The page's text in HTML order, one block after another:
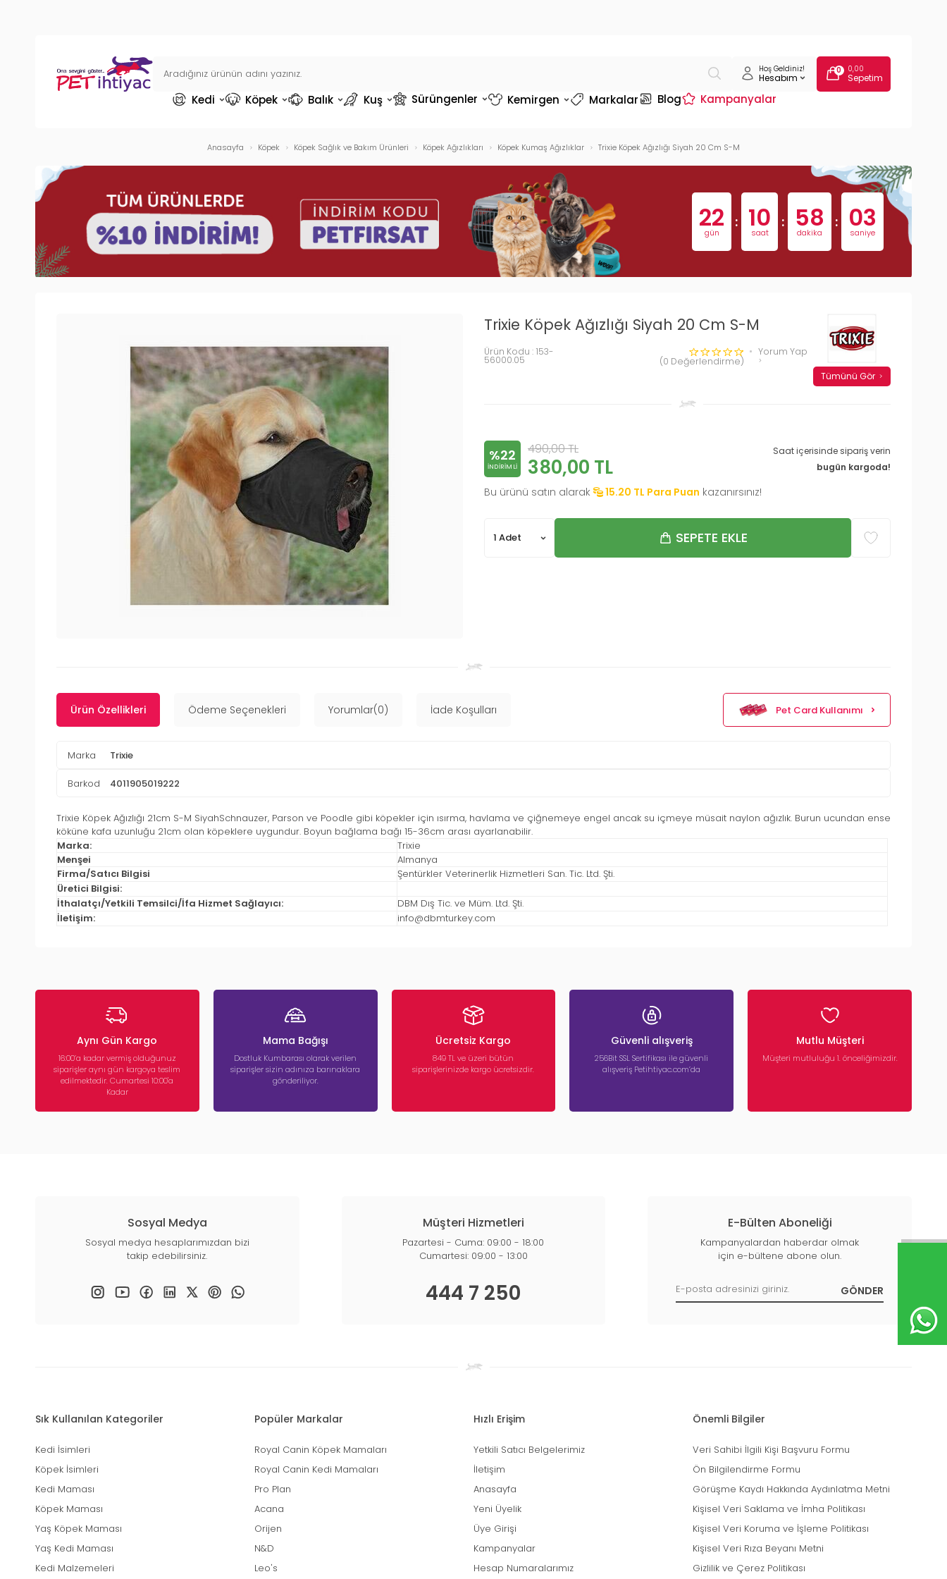
Hoş Geldiniz!
Hesabım
0 0,00
Sepetim
Kedi Köpek Balık Kuş Sürüngenler Kemirgen Markalar Blog Kampanyalar
Anasayfa Köpek Köpek Sağlık ve Bakım Ürünleri Köpek Ağızlıkları Köpek Kumaş Ağızlıklar Trixie Köpek Ağızlığı Siyah 20 Cm S-M
22
gün
: 10
saat
: 58
dakika
: 03
saniye
Trixie Köpek Ağızlığı Siyah 20 Cm S-M
Ürün Kodu : 153-
56000.05 (0 Değerlendirme)
Yorum Yap
Tümünü Gör
%22
INDIRIMLI
490,00TL
380,00 TL
Saat içerisinde sipariş verin
bugün kargoda!
Bu ürünü satın alarak 15.20 TL Para Puan kazanırsınız!
SEPETE EKLE
Ürün Özellikleri Ödeme Seçenekleri Yorumlar(0) İade Koşulları Pet Card Kullanımı
Marka Trixie
Barkod 4011905019222
Trixie Köpek Ağızlığı 21cm S-M SiyahSchnauzer, Parson ve Poodle gibi köpekler için ısırma, havlama ve çiğnemeye engel ancak su içmeye müsait naylon ağızlık. Burun ucundan ense
köküne kafa uzunluğu 21cm olan köpeklere uygundur. Boyun bağlama bağı 15-36cm arası ayarlanabilir.
Marka:
Trixie
Menşei
Almanya
Firma/Satıcı Bilgisi
Şentürkler Veterinerlik Hizmetleri San. Tic. Ltd. Şti.
Üretici Bilgisi:
İthalatçı/Yetkili Temsilci/İfa Hizmet Sağlayıcı:
DBM Dış Tic. ve Müm. Ltd. Şti.
İletişim:
info@dbmturkey.com
Aynı Gün Kargo
16:00’a kadar vermiş olduğunuz
siparişler aynı gün kargoya teslim
edilmektedir. Cumartesi 10:00'a
Kadar
Mama Bağışı
Dostluk Kumbarası olarak verilen
siparişler sizin adınıza barınaklara
gönderiliyor.
Ücretsiz Kargo
849 TL ve üzeri bütün
siparişlerinizde kargo ücretsizdir.
Güvenli alışveriş
256Bit SSL Sertifikası ile güvenli
alışveriş Petihtiyac.com’da
Mutlu Müşteri
Müşteri mutluluğu 1. önceliğimizdir.
Sosyal Medya
Sosyal medya hesaplarımızdan bizi
takip edebilirsiniz.
Müşteri Hizmetleri
Pazartesi - Cuma: 09:00 - 18:00
Cumartesi: 09:00 - 13:00
444 7 250
E-Bülten Aboneliği
Kampanyalardan haberdar olmak
için e-bültene abone olun.
Sık Kullanılan Kategoriler
Kedi İsimleri
Köpek İsimleri
Kedi Maması
Köpek Maması
Yaş Köpek Maması
Yaş Kedi Maması
Kedi Malzemeleri
Popüler Markalar
Royal Canin Köpek Mamaları
Royal Canin Kedi Mamaları
Pro Plan
Acana
Orijen
N&D
Leo's
Hızlı Erişim
Yetkili Satıcı Belgelerimiz
İletişim
Anasayfa
Yeni Üyelik
Üye Girişi
Kampanyalar
Hesap Numaralarımız
Önemli Bilgiler
Veri Sahibi İlgili Kişi Başvuru Formu
Ön Bilgilendirme Formu
Görüşme Kaydı Hakkında Aydınlatma Metni
Kişisel Veri Saklama ve İmha Politikası
Kişisel Veri Koruma ve İşleme Politikası
Kişisel Veri Rıza Beyanı Metni
Gizlilik ve Çerez Politikası